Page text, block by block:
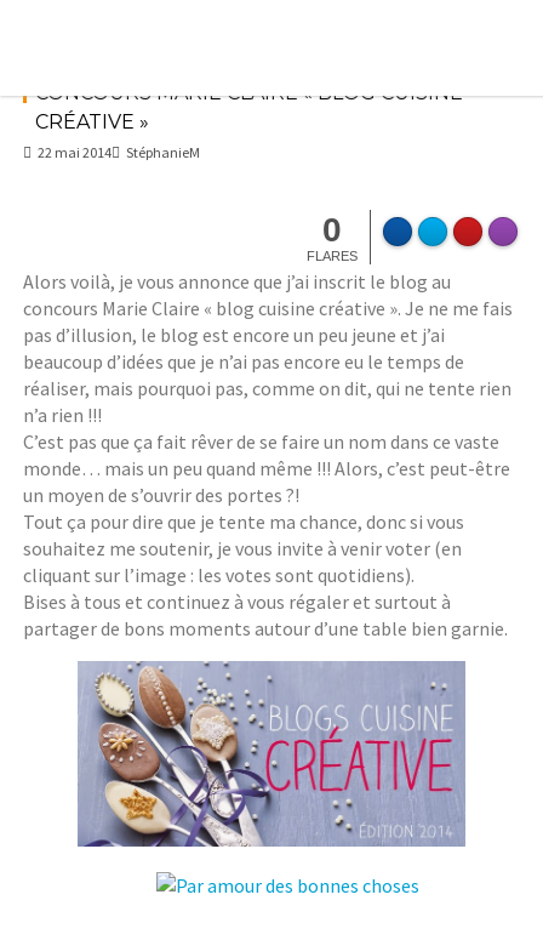
CONCOURS MARIE CLAIRE « BLOG CUISINE
CRÉATIVE »
22 mai 2014 StéphanieM
0
FLARES
Alors voilà, je vous annonce que j’ai inscrit le blog au
concours Marie Claire « blog cuisine créative ». Je ne me fais
pas d’illusion, le blog est encore un peu jeune et j’ai
beaucoup d’idées que je n’ai pas encore eu le temps de
réaliser, mais pourquoi pas, comme on dit, qui ne tente rien
n’a rien !!!
C’est pas que ça fait rêver de se faire un nom dans ce vaste
monde… mais un peu quand même !!! Alors, c’est peut-être
un moyen de s’ouvrir des portes ?!
Tout ça pour dire que je tente ma chance, donc si vous
souhaitez me soutenir, je vous invite à venir voter (en
cliquant sur l’image : les votes sont quotidiens).
Bises à tous et continuez à vous régaler et surtout à
partager de bons moments autour d’une table bien garnie.